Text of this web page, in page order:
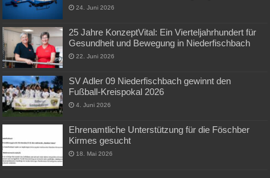
24. Juni 2026
25 Jahre KonzeptVital: Ein Vierteljahrhundert für
Gesundheit und Bewegung in Niederfischbach
22. Juni 2026
SV Adler 09 Niederfischbach gewinnt den
Fußball-Kreispokal 2026
4. Juni 2026
Ehrenamtliche Unterstützung für die Föschber
Kirmes gesucht
18. Mai 2026